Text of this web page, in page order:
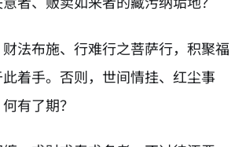
法布施、行难行之菩萨行，积聚福
着手。否则，世间情挂、红尘事
有了期？